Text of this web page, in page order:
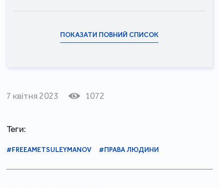
ПОКАЗАТИ ПОВНИЙ СПИСОК
7 квітня 2023 1072
Теги:
#FREEAMETSULEYMANOV #ПРАВА ЛЮДИНИ